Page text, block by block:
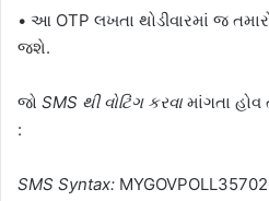
• આ OTP લખતા થોડીવારમાં જ
જશે.
જો SMS થી વોટિંગ કરવા માંગતા
:
SMS Syntax: